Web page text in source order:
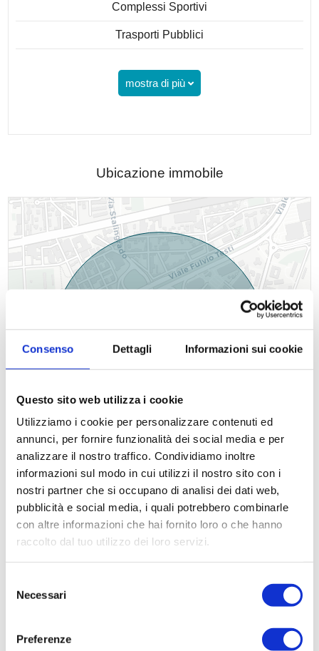
Consenso Dettagli Informazioni sui cookie
Questo sito web utilizza i cookie
Utilizziamo i cookie per personalizzare contenuti ed
annunci, per fornire funzionalità dei social media e per
analizzare il nostro traffico. Condividiamo inoltre
informazioni sul modo in cui utilizzi il nostro sito con i
nostri partner che si occupano di analisi dei dati web,
pubblicità e social media, i quali potrebbero combinarle
con altre informazioni che hai fornito loro o che hanno
raccolto dal tuo utilizzo dei loro servizi.
delNecessari
Preferenze
Complessi Sportivi
Trasporti Pubblici
mostra di più
Ubicazione immobile
+
−
Leaflet | OSM contributors © CARTO